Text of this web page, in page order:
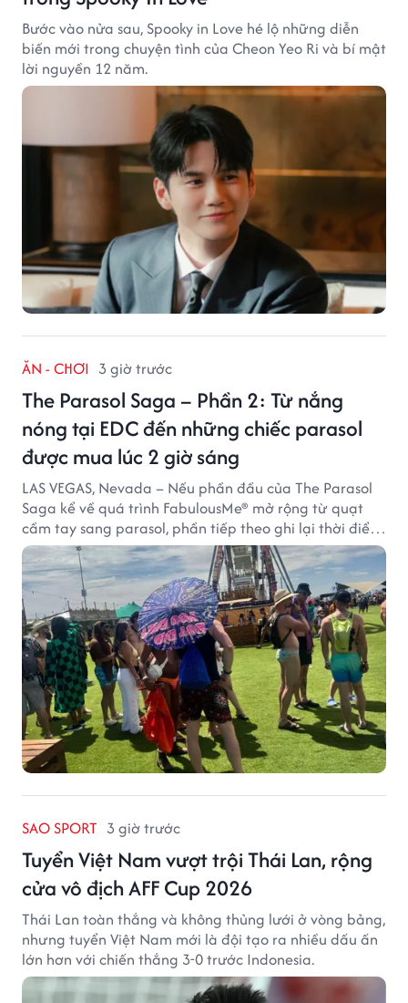
Bước vào nửa sau, Spooky in Love hé lộ những diễn
biến mới trong chuyện tình của Cheon Yeo Ri và bí mật
lời nguyền 12 năm.
ĂN - CHƠI 3 giờ trước
The Parasol Saga – Phần 2: Từ nắng
nóng tại EDC đến những chiếc parasol
được mua lúc 2 giờ sáng
LAS VEGAS, Nevada – Nếu phần đầu của The Parasol
Saga kể về quá trình FabulousMe® mở rộng từ quạt
cầm tay sang parasol, phần tiếp theo ghi lại thời điểm
sản phẩm được thị trường đón nhận và dần vượt khỏi
công năng che nắng thông thường.
SAO SPORT 3 giờ trước
Tuyển Việt Nam vượt trội Thái Lan, rộng
cửa vô địch AFF Cup 2026
Thái Lan toàn thắng và không thủng lưới ở vòng bảng,
nhưng tuyển Việt Nam mới là đội tạo ra nhiều dấu ấn
lớn hơn với chiến thắng 3-0 trước Indonesia.